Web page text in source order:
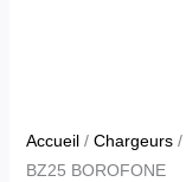
Accueil/ Chargeurs/
BZ25 BOROFONE